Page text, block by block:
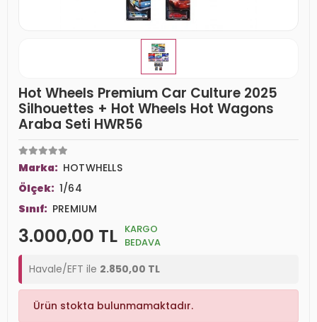
Hot Wheels Premium Car Culture 2025
Silhouettes + Hot Wheels Hot Wagons
Araba Seti HWR56
Marka: HOTWHELLS
Ölçek: 1/64
Sınıf: PREMIUM
3.000,00 TL KARGO
BEDAVA
Havale/EFT ile 2.850,00 TL
Ürün stokta bulunmamaktadır.